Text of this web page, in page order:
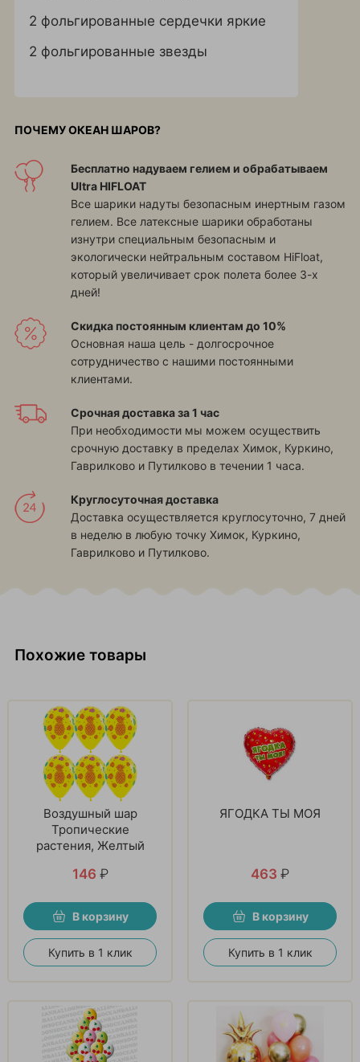
2 фольгированные сердечки яркие
2 фольгированные звезды
ПОЧЕМУ ОКЕАН ШАРОВ?
Бесплатно надуваем гелием и обрабатываем
Ultra HIFLOAT
Все шарики надуты безопасным инертным газом
гелием. Все латексные шарики обработаны
изнутри специальным безопасным и
экологически нейтральным составом HiFloat,
который увеличивает срок полета более 3-х
дней!
Скидка постоянным клиентам до 10%
Основная наша цель - долгосрочное
сотрудничество с нашими постоянными
клиентами.
Срочная доставка за 1 час
При необходимости мы можем осуществить
срочную доставку в пределах Химок, Куркино,
Гаврилково и Путилково в течении 1 часа.
Круглосуточная доставка
Доставка осуществляется круглосуточно, 7 дней
в неделю в любую точку Химок, Куркино,
Гаврилково и Путилково.
Похожие товары
Воздушный шар
Тропические
растения, Желтый
146 ₽
В корзину
Купить в 1 клик
ЯГОДКА ТЫ МОЯ
463 ₽
В корзину
Купить в 1 клик